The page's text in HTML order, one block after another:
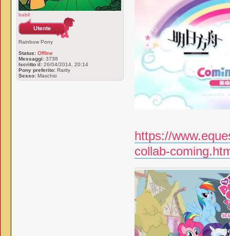
https://
collab-
babil
Rainbow Pony
Status: Offline
Messaggi: 3738
Iscritto il: 26/04/2014, 20:14
Pony preferito: Rarity
Sesso: Maschio